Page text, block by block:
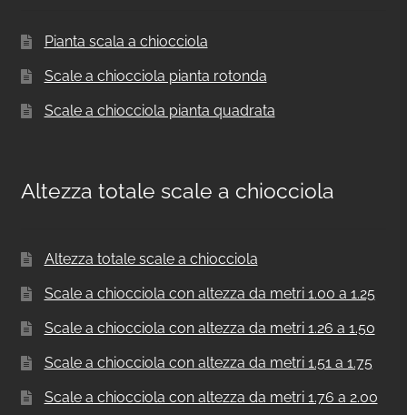
Pianta scala a chiocciola
Scale a chiocciola pianta rotonda
Scale a chiocciola pianta quadrata
Altezza totale scale a chiocciola
Altezza totale scale a chiocciola
Scale a chiocciola con altezza da metri 1.00 a 1.25
Scale a chiocciola con altezza da metri 1.26 a 1.50
Scale a chiocciola con altezza da metri 1.51 a 1.75
Scale a chiocciola con altezza da metri 1.76 a 2.00